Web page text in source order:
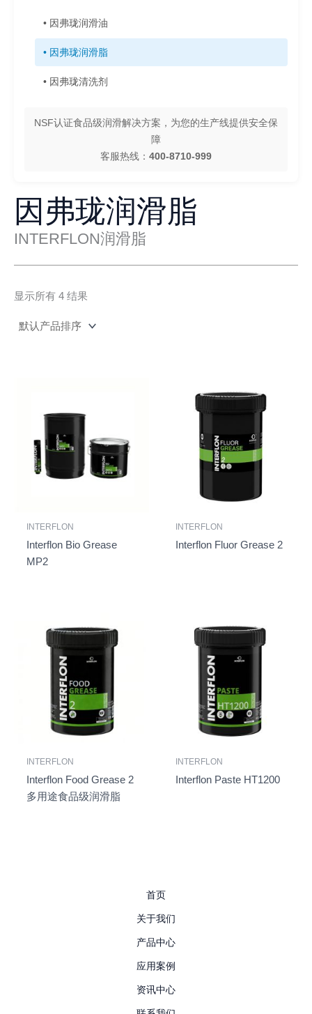
• 因弗珑润滑油
• 因弗珑润滑脂
• 因弗珑清洗剂
NSF认证食品级润滑解决方案，为您的生产线提供安全保
障
客服热线： 400-8710-999
因弗珑润滑脂
INTERFLON润滑脂
显示所有 4 结果
INTERFLON
Interflon Bio Grease
MP2
INTERFLON
Interflon Fluor Grease 2
INTERFLON
Interflon Food Grease 2
多用途食品级润滑脂
INTERFLON
Interflon Paste HT1200
首页
关于我们
产品中心
应用案例
资讯中心